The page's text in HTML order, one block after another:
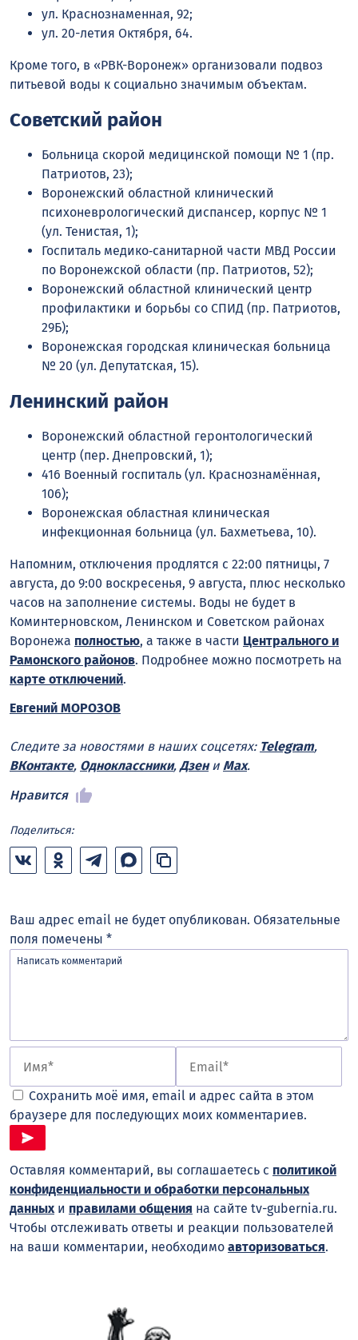
ул. Краснознаменная, 92;
ул. 20-летия Октября, 64.
Кроме того, в «РВК-Воронеж» организовали подвоз
питьевой воды к социально значимым объектам.
Советский район
Больница скорой медицинской помощи № 1 (пр.
Патриотов, 23);
Воронежский областной клинический
психоневрологический диспансер, корпус № 1
(ул. Тенистая, 1);
Госпиталь медико‑санитарной части МВД России
по Воронежской области (пр. Патриотов, 52);
Воронежский областной клинический центр
профилактики и борьбы со СПИД (пр. Патриотов,
29Б);
Воронежская городская клиническая больница
№ 20 (ул. Депутатская, 15).
Ленинский район
Воронежский областной геронтологический
центр (пер. Днепровский, 1);
416 Военный госпиталь (ул. Краснознамённая,
106);
Воронежская областная клиническая
инфекционная больница (ул. Бахметьева, 10).
Напомним, отключения продлятся с 22:00 пятницы, 7
августа, до 9:00 воскресенья, 9 августа, плюс несколько
часов на заполнение системы. Воды не будет в
Коминтерновском, Ленинском и Советском районах
Воронежа полностью, а также в части Центрального и
Рамонского районов. Подробнее можно посмотреть на
карте отключений.
Евгений МОРОЗОВ
Следите за новостями в наших соцсетях: Telegram,
ВКонтакте, Одноклассники, Дзени Max.
Нравится
Поделиться:
Ваш адрес email не будет опубликован. Обязательные
поля помечены *
Сохранить моё имя, email и адрес сайта в этом
браузере для последующих моих комментариев.
Оставляя комментарий, вы соглашаетесь с политикой
конфиденциальности и обработки персональных
данныхи правилами общения на сайте tv-gubernia.ru.
Чтобы отслеживать ответы и реакции пользователей
на ваши комментарии, необходимо авторизоваться.